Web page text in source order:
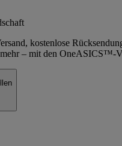
kostenlose
– mit den OneASICS™-